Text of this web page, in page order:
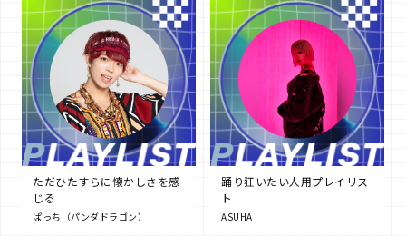
ただひたすらに懐かしさを感
じる
ぱっち（パンダドラゴン）
踊り狂いたい人用プレイリス
ト
ASUHA